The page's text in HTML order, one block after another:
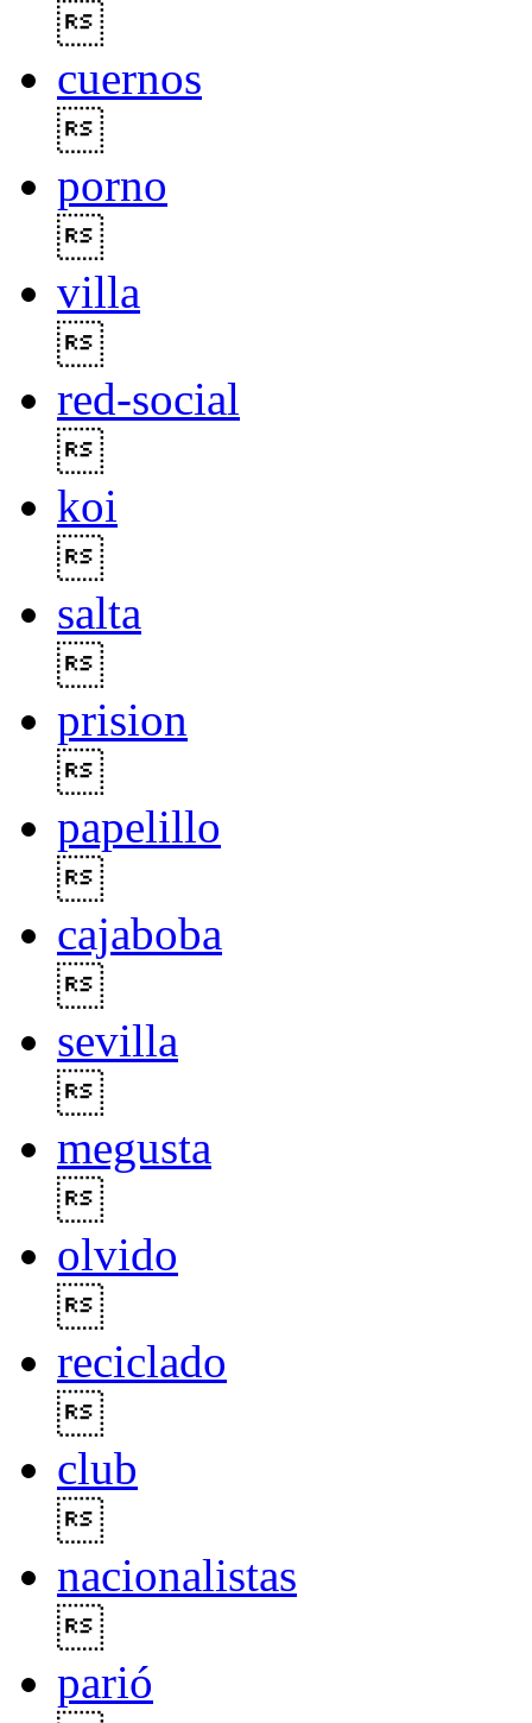
cuernos
porno
villa
red-social
koi
salta
prision
papelillo
cajaboba
sevilla
megusta
olvido
reciclado
club
nacionalistas
parió